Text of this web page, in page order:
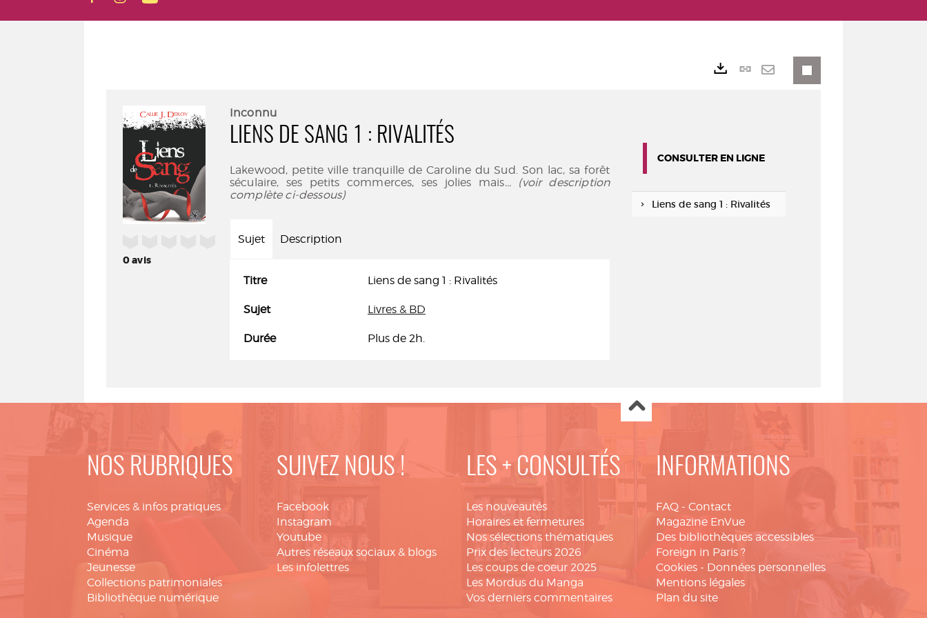
0avis
Inconnu
LIENS DE SANG 1 : RIVALITÉS
Lakewood, petite ville tranquille de Caroline du Sud. Son lac, sa forêt
séculaire, ses petits commerces, ses jolies mais... (voir description
complète ci-dessous)
Sujet Description
Titre Liens de sang 1 : Rivalités
Sujet Livres & BD
Durée Plus de 2h.
Lien
CONSULTER EN LIGNE
Liens de sang 1 : Rivalités
NOS RUBRIQUES
Services & infos pratiques
Agenda
Musique
Cinéma
Jeunesse
Collections patrimoniales
Bibliothèque numérique
SUIVEZ NOUS !
Facebook
Instagram
Youtube
Autres réseaux sociaux & blogs
Les infolettres
LES + CONSULTÉS
Les nouveautés
Horaires et fermetures
Nos sélections thématiques
Prix des lecteurs 2026
Les coups de coeur 2025
Les Mordus du Manga
Vos derniers commentaires
INFORMATIONS
FAQ - Contact
Magazine EnVue
Des bibliothèques accessibles
Foreign in Paris ?
Cookies - Données personnelles
Mentions légales
Plan du site